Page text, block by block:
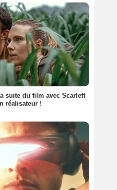
suite du film avec Scarlett
réalisateur !